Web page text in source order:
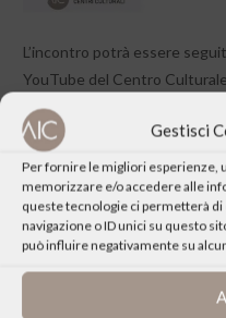
Gestisci
Per fornire le migliori esperienze,
memorizzare e/o accedere alle
queste tecnologie ci permetterà
navigazione o ID unici su questo
può influire negativamente su
L’incontro potrà essere
YouTube del Centro
CONDIVIDI